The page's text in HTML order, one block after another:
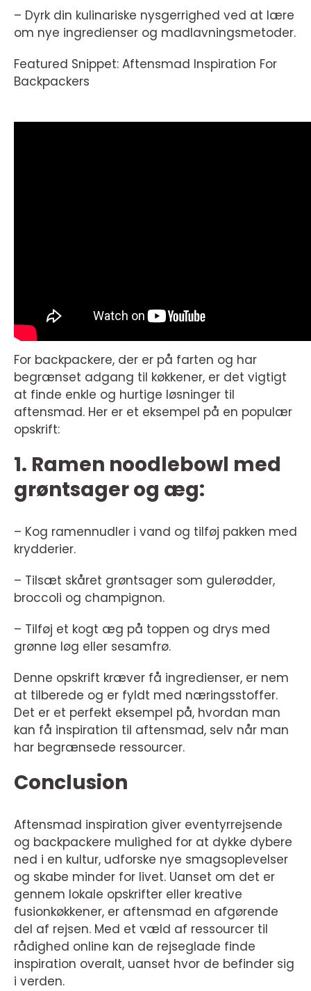
– Dyrk din kulinariske nysgerrighed ved at lære
om nye ingredienser og madlavningsmetoder.
Featured Snippet: Aftensmad Inspiration For
Backpackers
For backpackere, der er på farten og har
begrænset adgang til køkkener, er det vigtigt
at finde enkle og hurtige løsninger til
aftensmad. Her er et eksempel på en populær
opskrift:
1. Ramen noodlebowl med
grøntsager og æg:
– Kog ramennudler i vand og tilføj pakken med
krydderier.
– Tilsæt skåret grøntsager som gulerødder,
broccoli og champignon.
– Tilføj et kogt æg på toppen og drys med
grønne løg eller sesamfrø.
Denne opskrift kræver få ingredienser, er nem
at tilberede og er fyldt med næringsstoffer.
Det er et perfekt eksempel på, hvordan man
kan få inspiration til aftensmad, selv når man
har begrænsede ressourcer.
Conclusion
Aftensmad inspiration giver eventyrrejsende
og backpackere mulighed for at dykke dybere
ned i en kultur, udforske nye smagsoplevelser
og skabe minder for livet. Uanset om det er
gennem lokale opskrifter eller kreative
fusionkøkkener, er aftensmad en afgørende
del af rejsen. Med et væld af ressourcer til
rådighed online kan de rejseglade finde
inspiration overalt, uanset hvor de befinder sig
i verden.